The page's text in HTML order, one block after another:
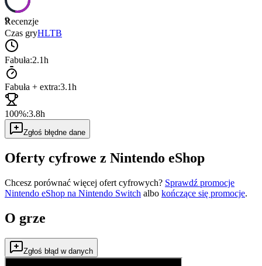
9
Recenzje
Czas gryHLTB
Fabuła:2.1h
Fabuła + extra:3.1h
100%:3.8h
Zgłoś błędne dane
Oferty cyfrowe z Nintendo eShop
Chcesz porównać więcej ofert cyfrowych? Sprawdź promocje
Nintendo eShop na Nintendo Switch albo kończące się promocje.
O grze
Zgłoś błąd w danych